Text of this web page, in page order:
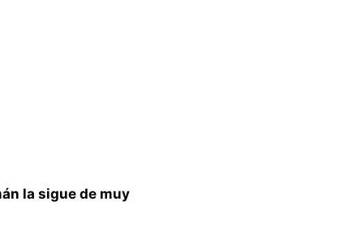
la sigue de muy